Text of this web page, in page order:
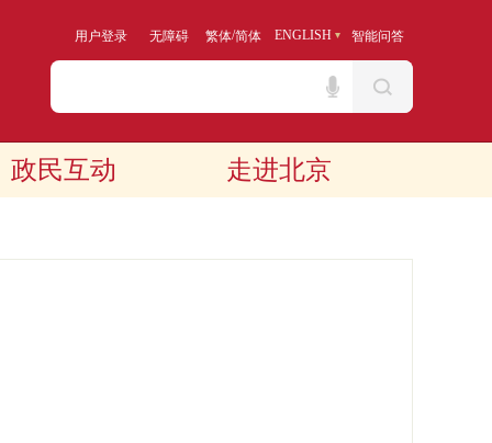
用户登录 无障碍 繁体/简体 ENGLISH 智能问答
政民互动 走进北京